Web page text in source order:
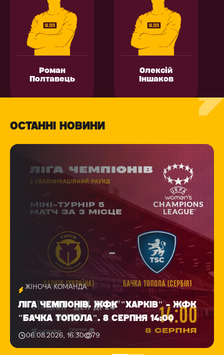
Роман
Полтавець
Олексій
Іншаков
ОСТАННІ НОВИНИ
ЖІНОЧА КОМАНДА
ЛІГА ЧЕМПІОНІВ. ЖФК "ХАРКІВ" - ЖФК
"БАЧКА ТОПОЛА". 8 СЕРПНЯ 14:00
06.08.2026, 16:30 79